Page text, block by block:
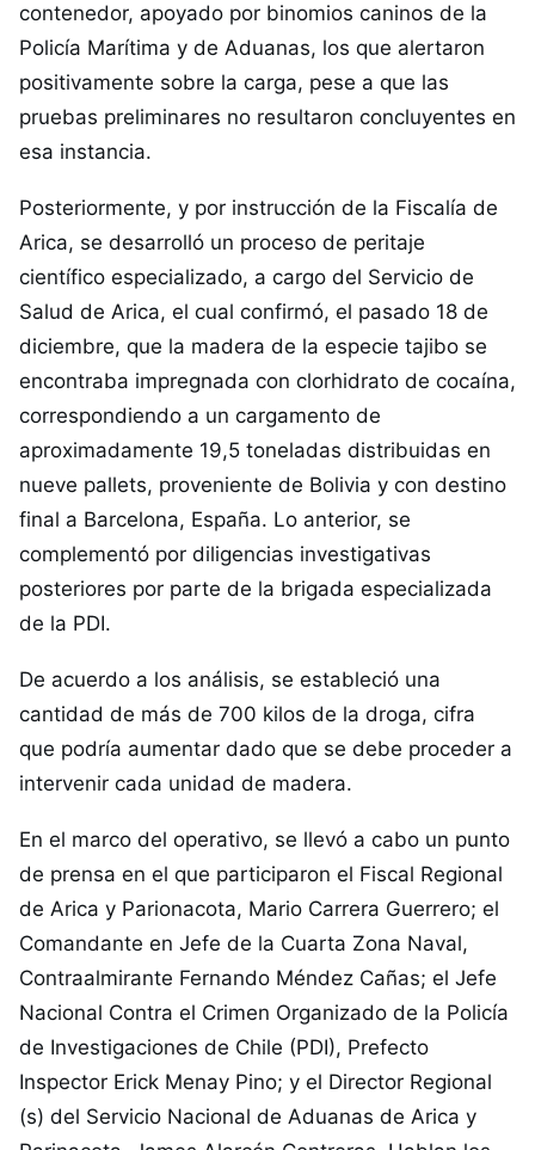
contenedor, apoyado por binomios caninos de la
Policía Marítima y de Aduanas, los que alertaron
positivamente sobre la carga, pese a que las
pruebas preliminares no resultaron concluyentes en
esa instancia.
Posteriormente, y por instrucción de la Fiscalía de
Arica, se desarrolló un proceso de peritaje
científico especializado, a cargo del Servicio de
Salud de Arica, el cual confirmó, el pasado 18 de
diciembre, que la madera de la especie tajibo se
encontraba impregnada con clorhidrato de cocaína,
correspondiendo a un cargamento de
aproximadamente 19,5 toneladas distribuidas en
nueve pallets, proveniente de Bolivia y con destino
final a Barcelona, España. Lo anterior, se
complementó por diligencias investigativas
posteriores por parte de la brigada especializada
de la PDI.
De acuerdo a los análisis, se estableció una
cantidad de más de 700 kilos de la droga, cifra
que podría aumentar dado que se debe proceder a
intervenir cada unidad de madera.
En el marco del operativo, se llevó a cabo un punto
de prensa en el que participaron el Fiscal Regional
de Arica y Parionacota, Mario Carrera Guerrero; el
Comandante en Jefe de la Cuarta Zona Naval,
Contraalmirante Fernando Méndez Cañas; el Jefe
Nacional Contra el Crimen Organizado de la Policía
de Investigaciones de Chile (PDI), Prefecto
Inspector Erick Menay Pino; y el Director Regional
(s) del Servicio Nacional de Aduanas de Arica y